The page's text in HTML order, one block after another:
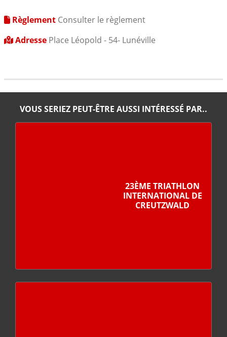
Règlement Consulter le règlement
Adresse Place Léopold - 54- Lunéville
VOUS SERIEZ PEUT-ÊTRE AUSSI INTÉRESSÉ PAR..
23ÈME TRIATHLON
INTERNATIONAL DE
CREUTZWALD